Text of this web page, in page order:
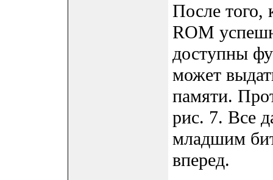
После того,
ROM
доступны
может
памяти.
рис. 7. Все
младшим
вперед.